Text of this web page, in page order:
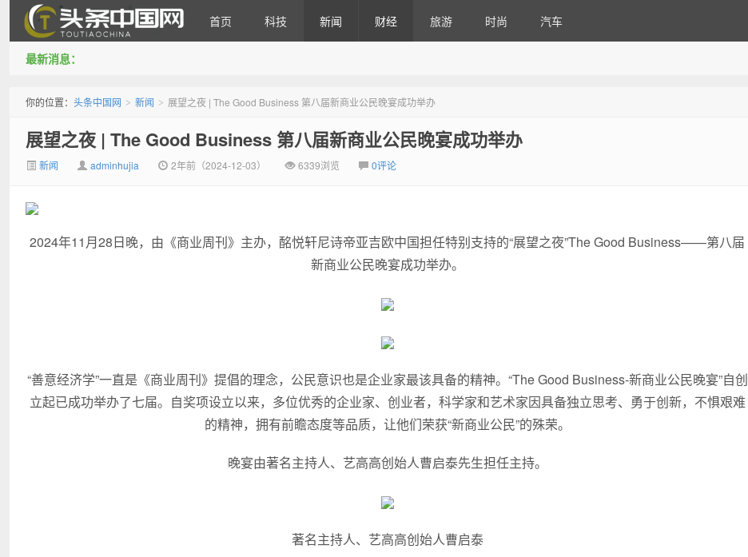
首页 科技 新闻 财经 旅游 时尚 汽车
最新消息：
你的位置： 头条中国网 > 新闻 > 展望之夜 | The Good Business 第八届新商业公民晚宴成功举办
展望之夜 | The Good Business 第八届新商业公民晚宴成功举办
新闻 adminhujia 2年前（2024-12-03） 6339浏览 0评论
2024年11月28日晚，由《商业周刊》主办，酩悦轩尼诗帝亚吉欧中国担任特别支持的“展望之夜”The Good Business——第八届
新商业公民晚宴成功举办。
“善意经济学”一直是《商业周刊》提倡的理念，公民意识也是企业家最该具备的精神。“The Good Business-新商业公民晚宴”自创
立起已成功举办了七届。自奖项设立以来，多位优秀的企业家、创业者，科学家和艺术家因具备独立思考、勇于创新，不惧艰难
的精神，拥有前瞻态度等品质，让他们荣获“新商业公民”的殊荣。
晚宴由著名主持人、艺高高创始人曹启泰先生担任主持。
著名主持人、艺高高创始人曹启泰